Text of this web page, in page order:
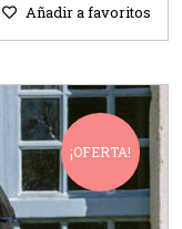
Añadir a favoritos
¡OFERTA!